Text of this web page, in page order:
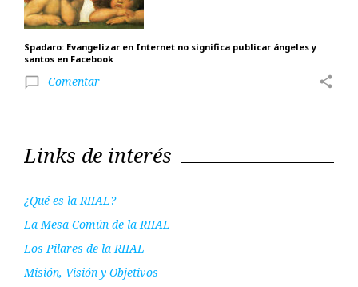
Spadaro: Evangelizar en Internet no significa publicar ángeles y
santos en Facebook
chat_bubble_outline Comentar share
Links de interés
¿Qué es la RIIAL?
La Mesa Común de la RIIAL
Los Pilares de la RIIAL
Misión, Visión y Objetivos